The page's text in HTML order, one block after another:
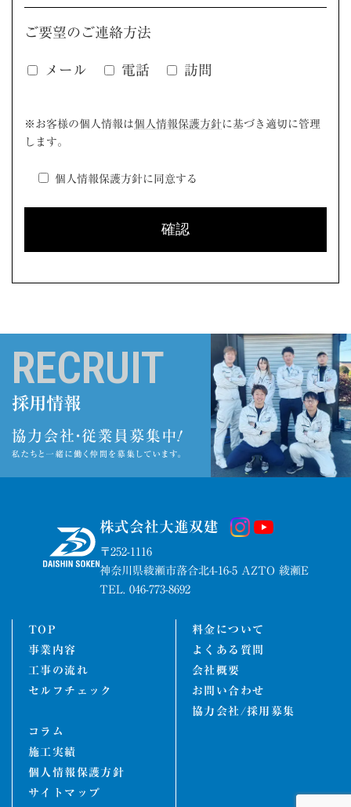
ご要望のご連絡方法
メール 電話 訪問
※お客様の個人情報は個人情報保護方針に基づき適切に管理
します。
個人情報保護方針に同意する
RECRUIT
採用情報
株式会社大進双建
〒252-1116
神奈川県綾瀬市落合北4-16-5 AZTO 綾瀬E
TEL. 046-773-8692
TOP
事業内容
工事の流れ
セルフチェック
料金について
よくある質問
会社概要
お問い合わせ
協力会社/採用募集
コラム
施工実績
個人情報保護方針
サイトマップ